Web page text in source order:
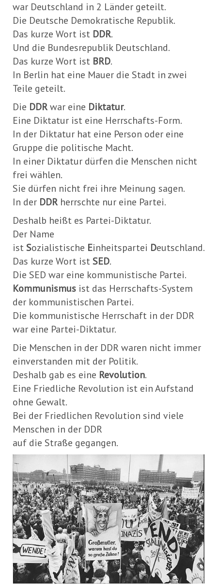
war Deutschland in 2 Länder geteilt.
Die Deutsche Demokratische Republik.
Das kurze Wort ist DDR.
Und die Bundesrepublik Deutschland.
Das kurze Wort ist BRD.
In Berlin hat eine Mauer die Stadt in zwei
Teile geteilt.
Die DDRwar eine Diktatur.
Eine Diktatur ist eine Herrschafts-Form.
In der Diktatur hat eine Person oder eine
Gruppe die politische Macht.
In einer Diktatur dürfen die Menschen nicht
frei wählen.
Sie dürfen nicht frei ihre Meinung sagen.
In der DDR herrschte nur eine Partei.
Deshalb heißt es Partei-Diktatur.
Der Name
istSozialistische Einheitspartei Deutschland.
Das kurze Wort istSED.
Die SED war eine kommunistische Partei.
Kommunismus ist das Herrschafts-System
der kommunistischen Partei.
Die kommunistische Herrschaft in der DDR
war eine Partei-Diktatur.
Die Menschen in der DDR waren nicht immer
einverstanden mit der Politik.
Deshalb gab es eine Revolution.
Eine Friedliche Revolution ist ein Aufstand
ohne Gewalt.
Bei der Friedlichen Revolution sind viele
Menschen in der DDR
auf die Straße gegangen.